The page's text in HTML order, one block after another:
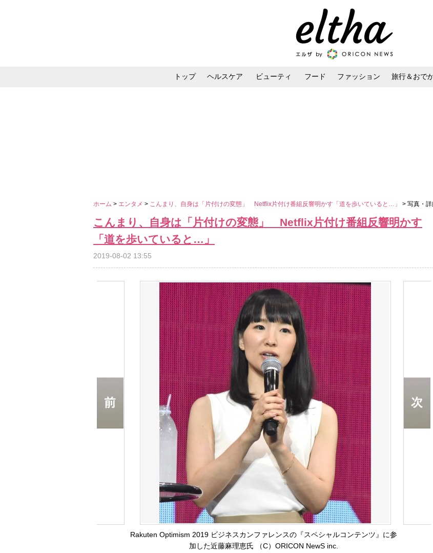
トップ ヘルスケア ビューティ フード ファッション 旅行＆おで
ホーム > エンタメ > こんまり、自身は「片付けの変態」 Netflix片付け番組反響明かす「道を歩いていると…」 > 写真・詳
こんまり、自身は「片付けの変態」 Netflix片付け番組反響明かす
「道を歩いていると…」
2019-08-02 13:55
Rakuten Optimism 2019 ビジネスカンファレンスの『スペシャルコンテンツ』に参
加した近藤麻理恵氏 （C）ORICON NewS inc.